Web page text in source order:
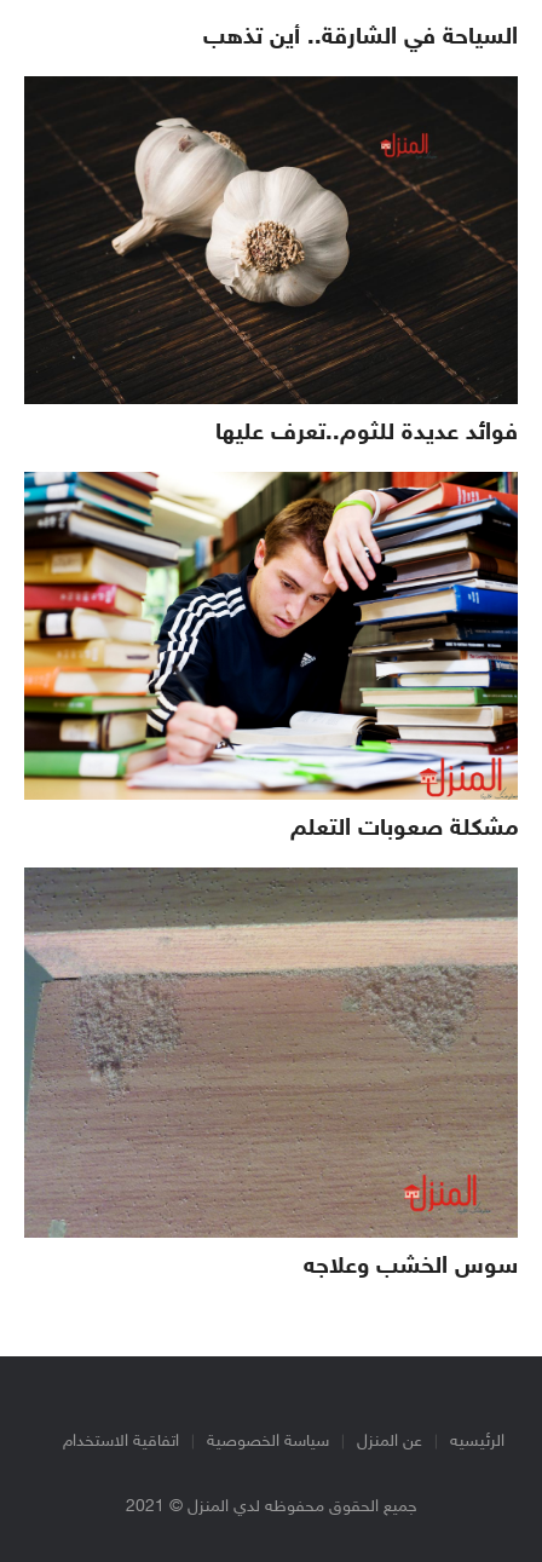
السياحة في الشارقة.. أين تذهب
فوائد عديدة للثوم..تعرف عليها
مشكلة صعوبات التعلم
سوس الخشب وعلاجه
الرئيسيه عن المنزل سياسة الخصوصية اتفاقية الاستخدام
جميع الحقوق محفوظه لدي المنزل © 2021